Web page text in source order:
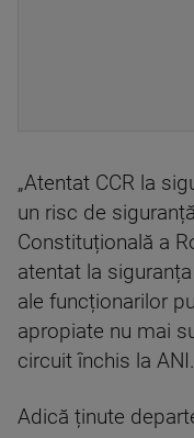
„Atentat CCR la
un risc de
Constituțională a
atentat la
ale funcționarilor
apropiate nu mai
circuit închis la ANI.
Adică ținute